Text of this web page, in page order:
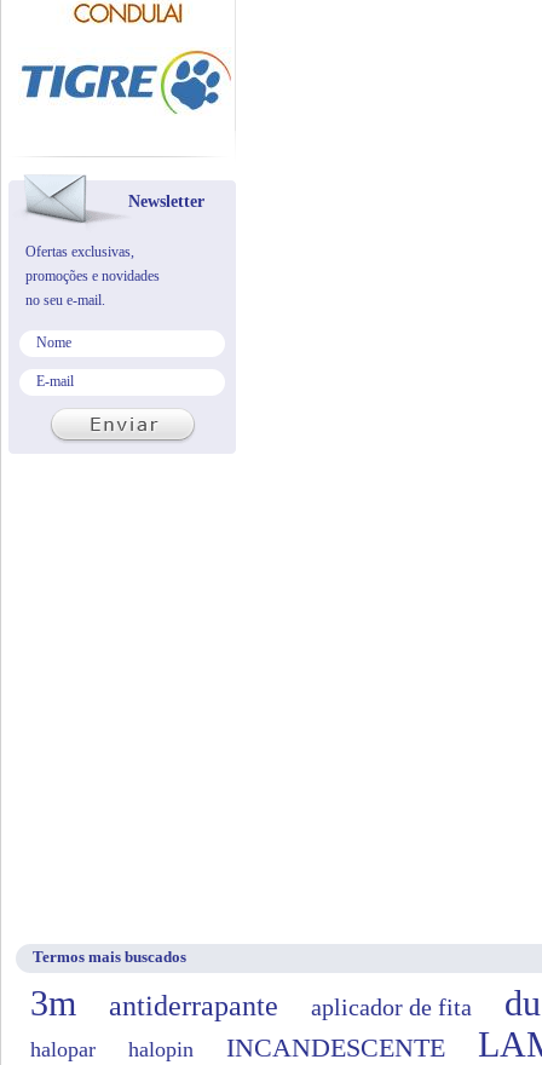
Newsletter
Ofertas exclusivas,
promoções e novidades
no seu e-mail.
Termos mais buscados
3m antiderrapante aplicador de fita
halopar halopin INCANDESCENTE